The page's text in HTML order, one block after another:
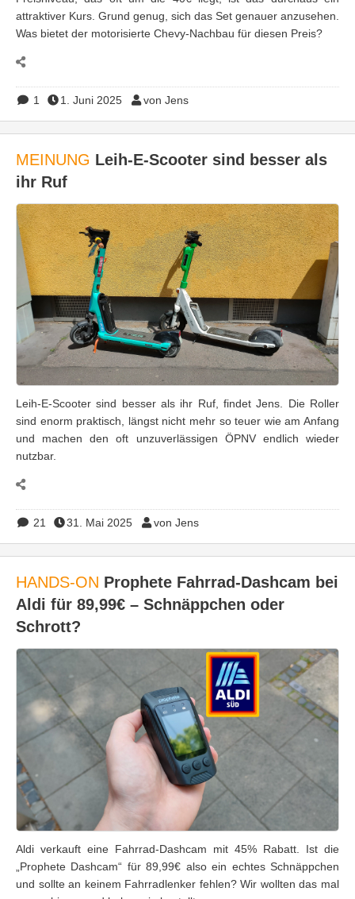
attraktiver Kurs. Grund genug, sich das Set genauer anzusehen.
Was bietet der motorisierte Chevy-Nachbau für diesen Preis?
1 1. Juni 2025 von Jens
MEINUNG Leih-E-Scooter sind besser als
ihr Ruf
Leih-E-Scooter sind besser als ihr Ruf, findet Jens. Die Roller
sind enorm praktisch, längst nicht mehr so teuer wie am Anfang
und machen den oft unzuverlässigen ÖPNV endlich wieder
nutzbar.
21 31. Mai 2025 von Jens
HANDS-ON Prophete Fahrrad-Dashcam bei
Aldi für 89,99€ – Schnäppchen oder
Schrott?
Aldi verkauft eine Fahrrad-Dashcam mit 45% Rabatt. Ist die
„Prophete Dashcam“ für 89,99€ also ein echtes Schnäppchen
und sollte an keinem Fahrradlenker fehlen? Wir wollten das mal